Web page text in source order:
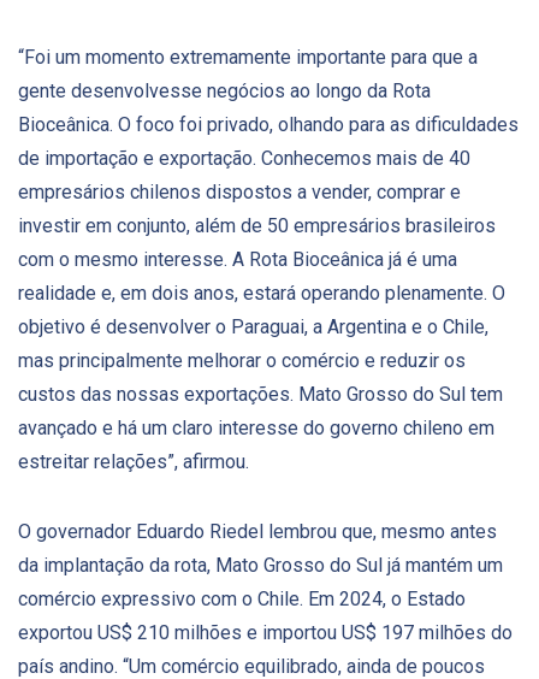
“Foi um momento extremamente importante para que a
gente desenvolvesse negócios ao longo da Rota
Bioceânica. O foco foi privado, olhando para as dificuldades
de importação e exportação. Conhecemos mais de 40
empresários chilenos dispostos a vender, comprar e
investir em conjunto, além de 50 empresários brasileiros
com o mesmo interesse. A Rota Bioceânica já é uma
realidade e, em dois anos, estará operando plenamente. O
objetivo é desenvolver o Paraguai, a Argentina e o Chile,
mas principalmente melhorar o comércio e reduzir os
custos das nossas exportações. Mato Grosso do Sul tem
avançado e há um claro interesse do governo chileno em
estreitar relações”, afirmou.
O governador Eduardo Riedel lembrou que, mesmo antes
da implantação da rota, Mato Grosso do Sul já mantém um
comércio expressivo com o Chile. Em 2024, o Estado
exportou US$ 210 milhões e importou US$ 197 milhões do
país andino. “Um comércio equilibrado, ainda de poucos